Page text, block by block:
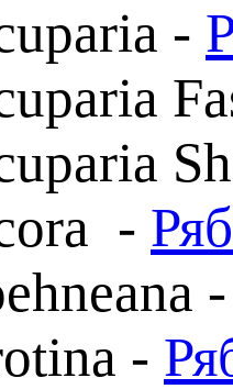
-
-
-